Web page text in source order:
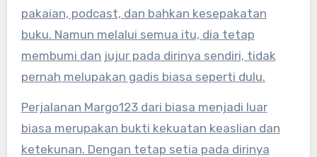
pakaian, podcast, dan bahkan kesepakatan
buku. Namun melalui semua itu, dia tetap
membumi dan jujur ​​pada dirinya sendiri, tidak
pernah melupakan gadis biasa seperti dulu.
Perjalanan Margo123 dari biasa menjadi luar
biasa merupakan bukti kekuatan keaslian dan
ketekunan. Dengan tetap setia pada dirinya